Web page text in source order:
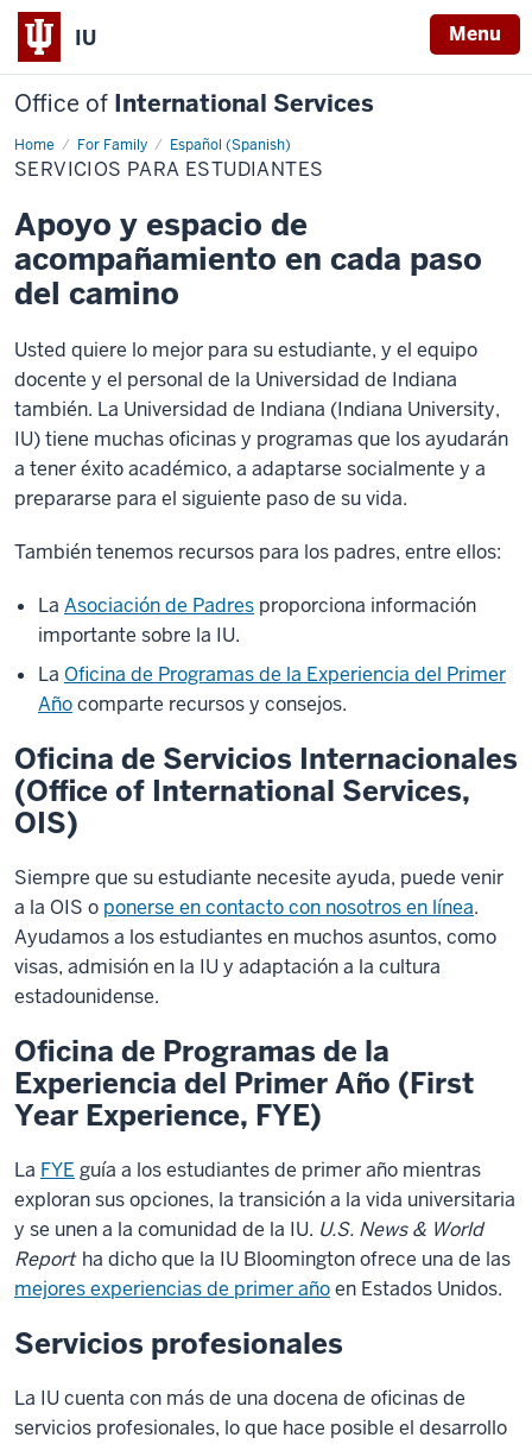
IU Menu
Office of International Services
Home For Family Español (Spanish)
Servicios
para
estudiantes
SERVICIOS PARA ESTUDIANTES
Apoyo y espacio de
acompañamiento en cada paso
del camino
Usted quiere lo mejor para su estudiante, y el equipo
docente y el personal de la Universidad de Indiana
también. La Universidad de Indiana (Indiana University,
IU) tiene muchas oficinas y programas que los ayudarán
a tener éxito académico, a adaptarse socialmente y a
prepararse para el siguiente paso de su vida.
También tenemos recursos para los padres, entre ellos:
La Asociación de Padres proporciona información
importante sobre la IU.
La Oficina de Programas de la Experiencia del Primer
Añocomparte recursos y consejos.
Oficina de Servicios Internacionales
(Office of International Services,
OIS)
Siempre que su estudiante necesite ayuda, puede venir
a la OIS o ponerse en contacto con nosotros en línea.
Ayudamos a los estudiantes en muchos asuntos, como
visas, admisión en la IU y adaptación a la cultura
estadounidense.
Oficina de Programas de la
Experiencia del Primer Año (First
Year Experience, FYE)
La FYE guía a los estudiantes de primer año mientras
exploran sus opciones, la transición a la vida universitaria
y se unen a la comunidad de la IU. U.S. News & World
Report ha dicho que la IU Bloomington ofrece una de las
mejores experiencias de primer añoen Estados Unidos.
Servicios profesionales
La IU cuenta con más de una docena de oficinas de
servicios profesionales, lo que hace posible el desarrollo